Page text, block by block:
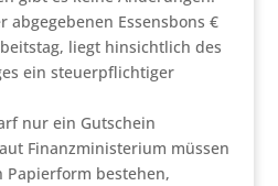
abgegebenen Essensbons €
liegt hinsichtlich des
ein steuerpflichtiger
nur ein Gutschein
Finanzministerium müssen
bestehen,